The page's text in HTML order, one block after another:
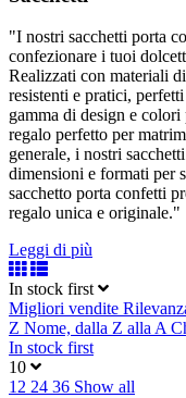
"I nostri sacchetti porta
confezionare i tuoi
Realizzati con materiali
resistenti e pratici,
gamma di design e
regalo perfetto per
generale, i nostri
dimensioni e formati per
sacchetto porta confetti
regalo unica e originale."
Leggi di più
In stock first
Migliori vendite
Z Nome, dalla Z alla A
In stock first
10
12 24 36 Show all